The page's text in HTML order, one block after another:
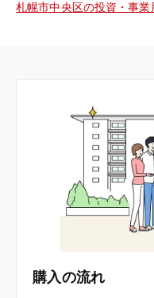
札幌市中央区の投資・事業
購入の流れ